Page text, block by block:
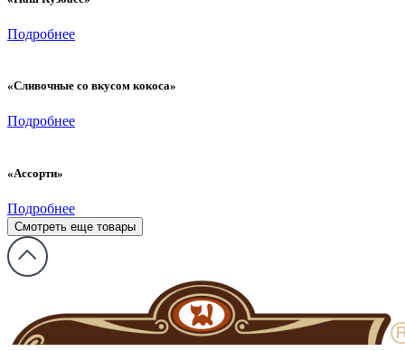
Подробнее
«Сливочные со вкусом кокоса»
Подробнее
«Ассорти»
Подробнее
Смотреть еще товары